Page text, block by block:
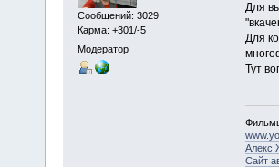
Сообщений: 3029
Карма: +301/-5
Модератор
Для
Для
Тут
Алекс
Сайт